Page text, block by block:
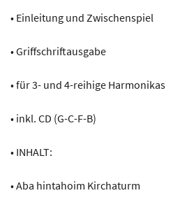
• Einleitung und Zwischenspiel
• Griffschriftausgabe
• für 3- und 4-reihige Harmonikas
• inkl. CD (G-C-F-B)
• INHALT:
• Aba hintahoim Kirchaturm